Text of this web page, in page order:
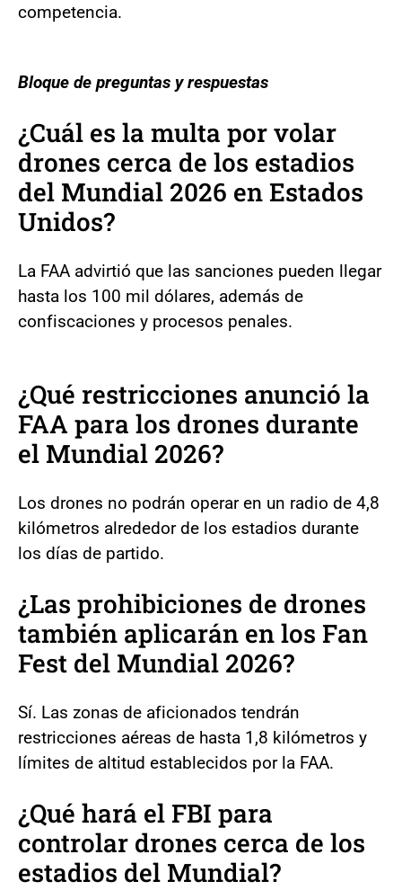
competencia.
Bloque de preguntas y respuestas
¿Cuál es la multa por volar
drones cerca de los estadios
del Mundial 2026 en Estados
Unidos?
La FAA advirtió que las sanciones pueden llegar
hasta los 100 mil dólares, además de
confiscaciones y procesos penales.
¿Qué restricciones anunció la
FAA para los drones durante
el Mundial 2026?
Los drones no podrán operar en un radio de 4,8
kilómetros alrededor de los estadios durante
los días de partido.
¿Las prohibiciones de drones
también aplicarán en los Fan
Fest del Mundial 2026?
Sí. Las zonas de aficionados tendrán
restricciones aéreas de hasta 1,8 kilómetros y
límites de altitud establecidos por la FAA.
¿Qué hará el FBI para
controlar drones cerca de los
estadios del Mundial?